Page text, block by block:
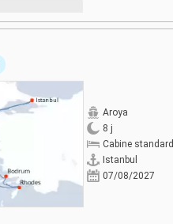
Aroya
8 j
Cabine standard
Istanbul
07/08/2027